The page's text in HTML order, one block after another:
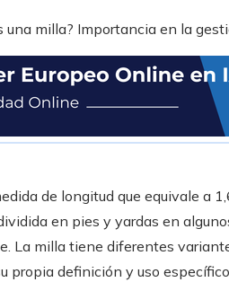
de longitud que equivale a
en pies y yardas en
La milla tiene diferentes
propia definición y uso